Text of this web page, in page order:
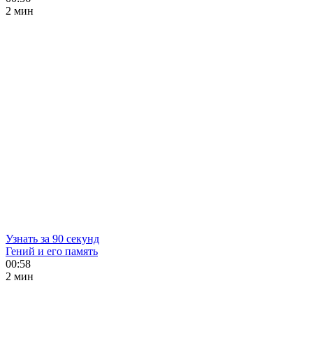
2 мин
Узнать за 90 секунд
Гений и его память
00:58
2 мин